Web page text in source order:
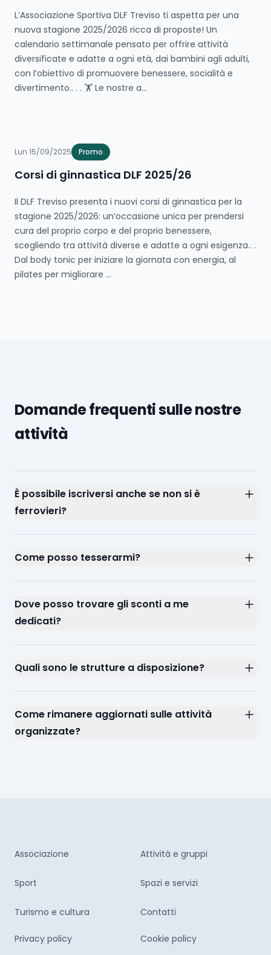
L’Associazione Sportiva DLF Treviso ti aspetta per una
nuova stagione 2025/2026 ricca di proposte! Un
calendario settimanale pensato per offrire attività
diversificate e adatte a ogni età, dai bambini agli adulti,
con l’obiettivo di promuovere benessere, socialità e
divertimento.. . . 🏋️ Le nostre a...
Lun 15/09/2025 Promo
Corsi di ginnastica DLF 2025/26
Il DLF Treviso presenta i nuovi corsi di ginnastica per la
stagione 2025/2026: un’occasione unica per prendersi
cura del proprio corpo e del proprio benessere,
scegliendo tra attività diverse e adatte a ogni esigenza.. .
Dal body tonic per iniziare la giornata con energia, al
pilates per migliorare ...
Domande frequenti sulle nostre
attività
È possibile iscriversi anche se non si è
ferrovieri?
Come posso tesserarmi?
Dove posso trovare gli sconti a me
dedicati?
Quali sono le strutture a disposizione?
Come rimanere aggiornati sulle attività
organizzate?
Associazione
Sport
Turismo e cultura
Attività e gruppi
Spazi e servizi
Contatti
Privacy policy Cookie policy